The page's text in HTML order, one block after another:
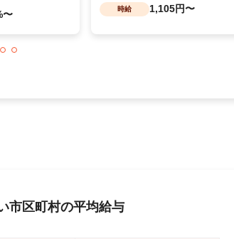
〜 時給 1,105円〜
市区町村の平均給与